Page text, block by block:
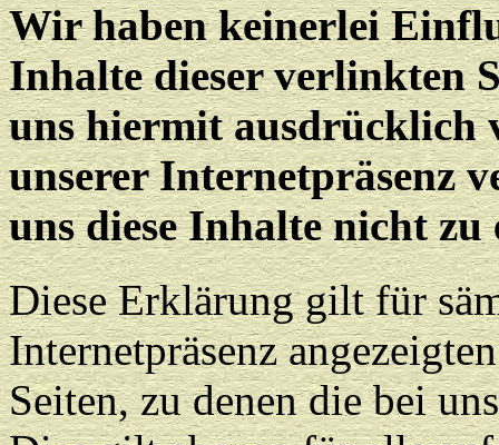
Wir haben keinerlei
Inhalte dieser verlinkten
uns hiermit ausdrücklich
unserer Internetpräsenz
uns diese Inhalte nicht zu
Diese Erklärung gilt für
Internetpräsenz
Seiten, zu denen die bei